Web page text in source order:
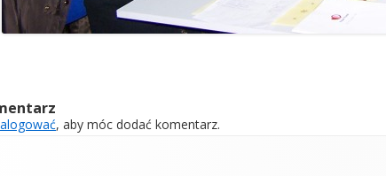
, aby móc dodać komentarz.